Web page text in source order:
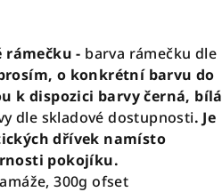
rámečku - barva rámečku dle
o konkrétní barvu do
k dispozici barvy černá, bílá
dle skladové dostupnosti. Je
dřívek namísto
pokojíku.
300g ofset